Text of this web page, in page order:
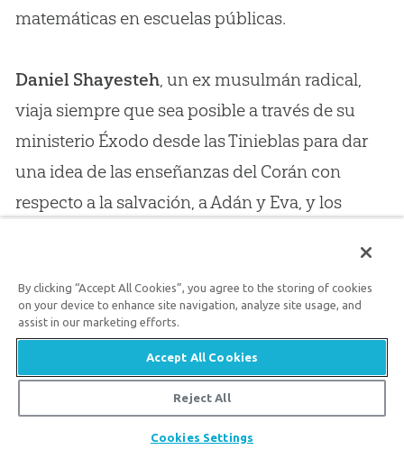
matemáticas en escuelas públicas.
Daniel Shayesteh, un ex musulmán radical,
viaja siempre que sea posible a través de su
ministerio Éxodo desde las Tinieblas para dar
una idea de las enseñanzas del Corán con
respecto a la salvación, a Adán y Eva, y los
Puede que te Interese
Reconstruyendo la Masculinidad Bíblica
Usando los Planos de Génesis
By clicking “Accept All Cookies”, you agree to the storing of cookies
on your device to enhance site navigation, analyze site usage, and
assist in our marketing efforts.
Accept All Cookies
Reject All
Cookies Settings